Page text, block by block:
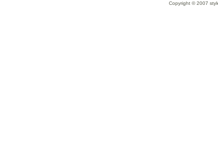
Copyright © 2007